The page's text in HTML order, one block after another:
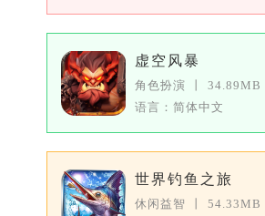
虚空风暴
角色扮演
34.89MB
语言：简体中文
世界钓鱼之旅
休闲益智
54.33MB